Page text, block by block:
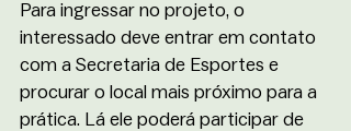
Para ingressar no projeto, o
interessado deve entrar em contato
com a Secretaria de Esportes e
procurar o local mais próximo para a
prática. Lá ele poderá participar de